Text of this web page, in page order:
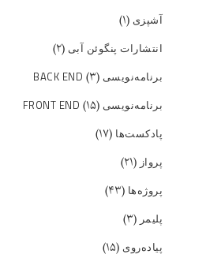
آشپزی (۱)
انتشارات پنگوئن آبی (۲)
برنامه‌نویسی BACK END (۳)
برنامه‌نویسی FRONT END (۱۵)
پادکست‌ها (۱۷)
پرواز (۲۱)
پروژه‌ها (۴۳)
پلیمر (۳)
پیاده‌روی (۱۵)